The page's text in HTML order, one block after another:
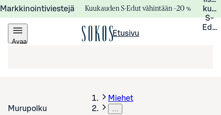
Markkinointiviestejä Kuukauden S-Edut vähintään –20 %
S-
Avaa
Etusivu
Murupolku
Miehet
…